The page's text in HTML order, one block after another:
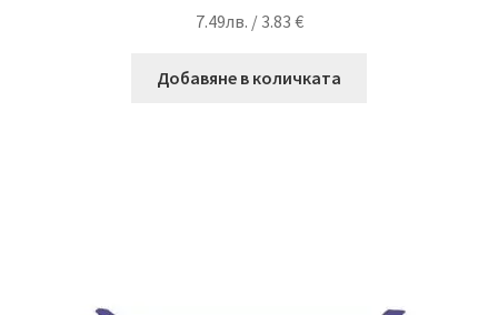
7.49лв. / 3.83 €
Добавяне в количката